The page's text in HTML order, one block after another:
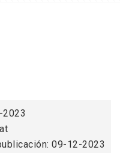
09-12-2023